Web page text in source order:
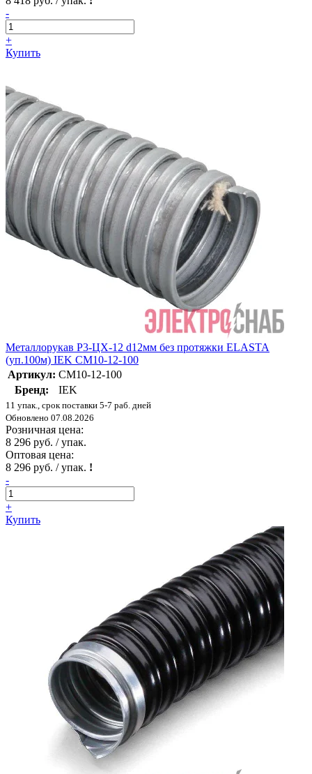
-
+
Купить
Металлорукав Р3-ЦХ-12 d12мм без протяжки ELASTA
(уп.100м) IEK CM10-12-100
Артикул: CM10-12-100
Бренд:
IEK
11 упак., срок поставки 5-7 раб. дней
Обновлено 07.08.2026
Розничная цена:
8 296 руб. / упак.
Оптовая цена:
8 296 руб. / упак. !
-
+
Купить